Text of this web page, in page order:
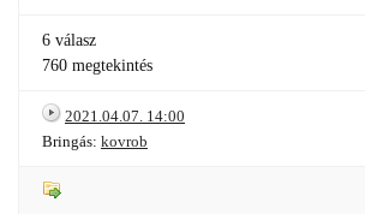
6 válasz
760 megtekintés
2021.04.07. 14:00
Bringás: kovrob